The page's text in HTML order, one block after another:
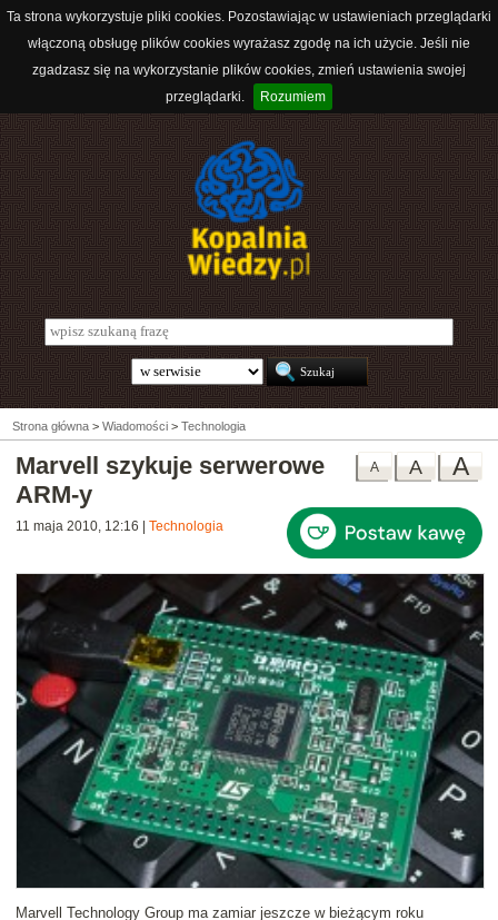
Ta strona wykorzystuje pliki cookies. Pozostawiając w ustawieniach przeglądarki
włączoną obsługę plików cookies wyrażasz zgodę na ich użycie. Jeśli nie
zgadzasz się na wykorzystanie plików cookies, zmień ustawienia swojej
przeglądarki.
Rozumiem
Strona główna > Wiadomości > Technologia
A
A
A
Marvell szykuje serwerowe
ARM-y
11 maja 2010, 12:16 Technologia
Marvell Technology Group ma zamiar jeszcze w bieżącym roku